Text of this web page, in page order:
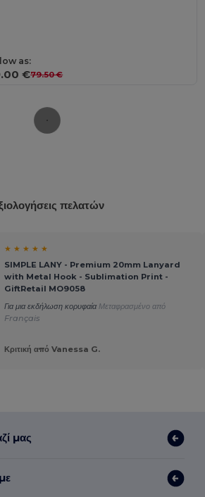
as:
€79.50 €
πελατών
★ ★ ★ ★ ★
SIMPLE LANY - Premium 20mm Lanyard
with Metal Hook - Sublimation Print -
GiftRetail MO9058
Για μια εκδήλωση κορυφαία Μεταφρασμένο από
Français
Κριτική από Vanessa G.
μας